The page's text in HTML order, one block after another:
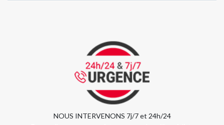
NOUS INTERVENONS 7j/7 et 24h/24